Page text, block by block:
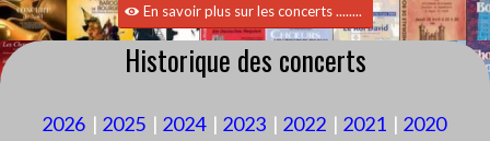
En savoir plus sur les concerts ........
Historique des concerts
2026| 2025| 2024| 2023| 2022| 2021| 2020